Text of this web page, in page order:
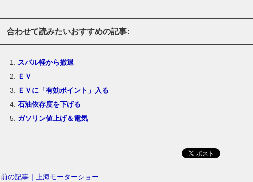
合わせて読みたいおすすめの記事:
スバル軽から撤退
ＥＶ
ＥＶに「有効ポイント」入る
石油依存度を下げる
ガソリン値上げ＆電気
前の記事｜上海モーターショー